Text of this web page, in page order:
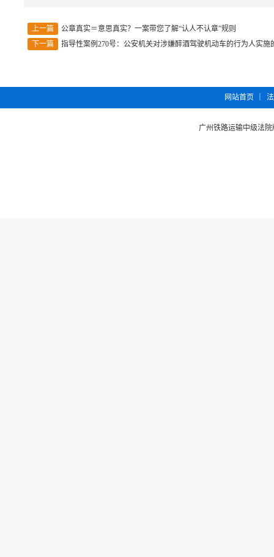
上一篇
公章真实＝意思真实？一案带您了解“认人不认章”规则
下一篇
指导性案例270号：公安机关对涉嫌醉酒驾驶机动车的行为人实
网站首页
广州铁路运输中级法院